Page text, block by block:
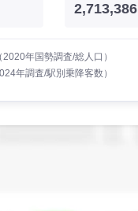
2,713,386
年国勢調査/総人口）
年調査/駅別乗降客数）